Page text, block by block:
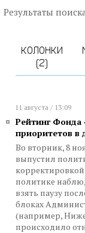
Результаты
КОЛОНКИ
(2)
11 августа / 13:09
Рейтинг Фонда
приоритетов в
Во вторник, 8
выпустил
политике
взять паузу
блоках
(например,
происходило